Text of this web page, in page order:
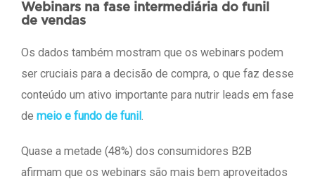
Webinars na fase intermediária do funil
de vendas
Os dados também mostram que os webinars podem
ser cruciais para a decisão de compra, o que faz desse
conteúdo um ativo importante para nutrir leads em fase
de meio e fundo de funil .
Quase a metade (48%) dos consumidores B2B
afirmam que os webinars são mais bem aproveitados